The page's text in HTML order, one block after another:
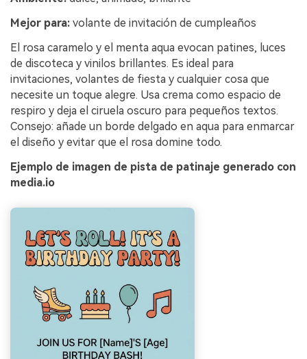
Mejor para: volante de invitación de cumpleaños
El rosa caramelo y el menta aqua evocan patines, luces
de discoteca y vinilos brillantes. Es ideal para
invitaciones, volantes de fiesta y cualquier cosa que
necesite un toque alegre. Usa crema como espacio de
respiro y deja el ciruela oscuro para pequeños textos.
Consejo: añade un borde delgado en aqua para enmarcar
el diseño y evitar que el rosa domine todo.
Ejemplo de imagen de pista de patinaje generado con
media.io